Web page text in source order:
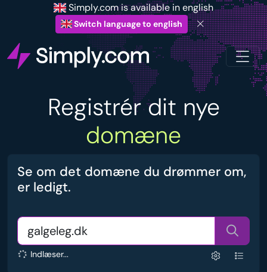
Simply.com is available in english
Switch language to english
Registrér dit nye
domæne
Se om det domæne du drømmer om,
er ledigt.
Indlæser...